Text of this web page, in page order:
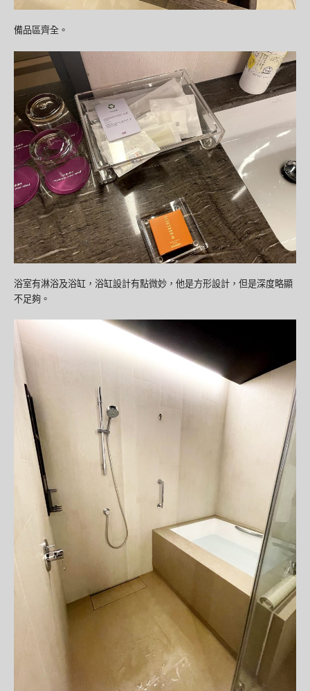
備品區齊全。
浴室有淋浴及浴缸，浴缸設計有點微妙，他是方形設計，但是深度略顯
不足夠。